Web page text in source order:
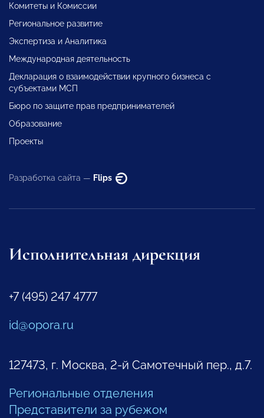
Комитеты и Комиссии
Региональное развитие
Экспертиза и Аналитика
Международная деятельность
Декларация о взаимодействии крупного бизнеса с
субъектами МСП
Бюро по защите прав предпринимателей
Образование
Проекты
Разработка сайта — Flips
Исполнительная дирекция
+7 (495) 247 4777
id@opora.ru
127473, г. Москва, 2-й Самотечный пер., д.7.
Региональные отделения
Представители за рубежом